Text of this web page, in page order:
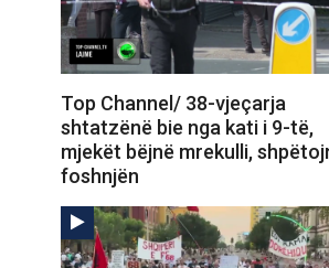
Top Channel/ 38-vjeçarja
shtatzënë bie nga kati i 9-të,
mjekët bëjnë mrekulli,
foshnjën